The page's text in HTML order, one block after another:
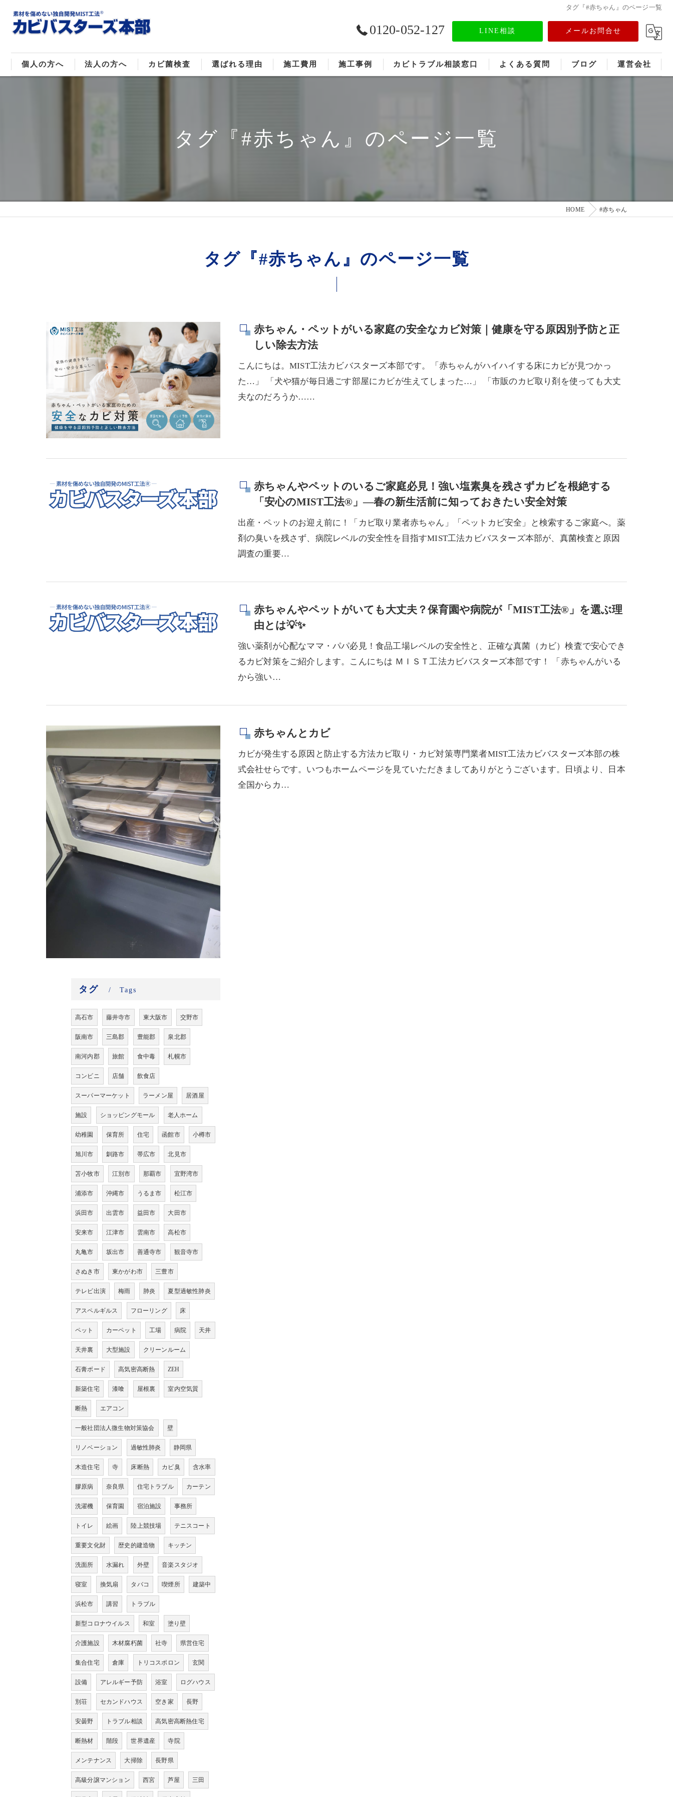
タグ『#赤ちゃん』のページ一覧
0120-052-127 LINE相談 メールお問合せ
個人の方へ 法人の方へ
レジャー施設のカビ取り
カビ菌検査 選ばれる理由 施工費用 施工事例 カビトラブル相談窓口 よくある質問 ブログ 運営会社
タグ『#赤ちゃん』のページ一覧
HOME #赤ちゃん
タグ『#赤ちゃん』のページ一覧
赤ちゃん・ペットがいる家庭の安全なカビ対策｜健康を守る原因別予防と正
しい除去方法
こんにちは。MIST工法カビバスターズ本部です。「赤ちゃんがハイハイする床にカビが見つかっ
た…」 「犬や猫が毎日過ごす部屋にカビが生えてしまった…」 「市販のカビ取り剤を使っても大丈
夫なのだろうか……
赤ちゃんやペットのいるご家庭必見！強い塩素臭を残さずカビを根絶する
「安心のMIST工法®」―春の新生活前に知っておきたい安全対策
出産・ペットのお迎え前に！「カビ取り業者赤ちゃん」「ペットカビ安全」と検索するご家庭へ。薬
剤の臭いを残さず、病院レベルの安全性を目指すMIST工法カビバスターズ本部が、真菌検査と原因
調査の重要…
赤ちゃんやペットがいても大丈夫？保育園や病院が「MIST工法®」を選ぶ理
由とは💡✨
強い薬剤が心配なママ・パパ必見！食品工場レベルの安全性と、正確な真菌（カビ）検査で安心でき
るカビ対策をご紹介します。こんにちは ＭＩＳＴ工法カビバスターズ本部です！ 「赤ちゃんがいる
から強い…
赤ちゃんとカビ
カビが発生する原因と防止する方法カビ取り・カビ対策専門業者MIST工法カビバスターズ本部の株
式会社せらです。いつもホームページを見ていただきましてありがとうございます。日頃より、日本
全国からカ…
タグ Tags
高石市 藤井寺市 東大阪市 交野市
阪南市 三島郡 豊能郡 泉北郡
南河内郡 旅館 食中毒 札幌市
コンビニ 店舗 飲食店
スーパーマーケット ラーメン屋 居酒屋
施設 ショッピングモール 老人ホーム
幼稚園 保育所 住宅 函館市 小樽市
旭川市 釧路市 帯広市 北見市
苫小牧市 江別市 那覇市 宜野湾市
浦添市 沖縄市 うるま市 松江市
浜田市 出雲市 益田市 大田市
安来市 江津市 雲南市 高松市
丸亀市 坂出市 善通寺市 観音寺市
さぬき市 東かがわ市 三豊市
テレビ出演 梅雨 肺炎 夏型過敏性肺炎
アスペルギルス フローリング 床
ペット カーペット 工場 病院 天井
天井裏 大型施設 クリーンルーム
石膏ボード 高気密高断熱 ZEH
新築住宅 漆喰 屋根裏 室内空気質
断熱 エアコン
一般社団法人微生物対策協会 壁
リノベーション 過敏性肺炎 静岡県
木造住宅 寺 床断熱 カビ臭 含水率
膠原病 奈良県 住宅トラブル カーテン
洗濯機 保育園 宿泊施設 事務所
トイレ 絵画 陸上競技場 テニスコート
重要文化財 歴史的建造物 キッチン
洗面所 水漏れ 外壁 音楽スタジオ
寝室 換気扇 タバコ 喫煙所 建築中
浜松市 講習 トラブル
新型コロナウイルス 和室 塗り壁
介護施設 木材腐朽菌 社寺 県営住宅
集合住宅 倉庫 トリコスポロン 玄関
設備 アレルギー予防 浴室 ログハウス
別荘 セカンドハウス 空き家 長野
安曇野 トラブル相談 高気密高断熱住宅
断熱材 階段 世界遺産 寺院
メンテナンス 大掃除 長野県
高級分譲マンション 西宮 芦屋 三田